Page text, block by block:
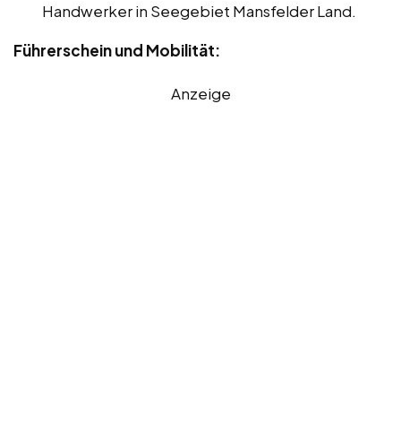
Handwerker in Seegebiet Mansfelder Land.
Führerschein und Mobilität:
Anzeige